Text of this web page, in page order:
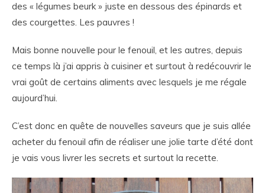
des « légumes beurk » juste en dessous des épinards et
des courgettes. Les pauvres !
Mais bonne nouvelle pour le fenouil, et les autres, depuis
ce temps là j’ai appris à cuisiner et surtout à redécouvrir le
vrai goût de certains aliments avec lesquels je me régale
aujourd’hui.
C’est donc en quête de nouvelles saveurs que je suis allée
acheter du fenouil afin de réaliser une jolie tarte d’été dont
je vais vous livrer les secrets et surtout la recette.